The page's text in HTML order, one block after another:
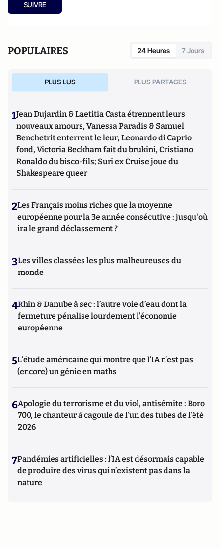
SUIVRE
POPULAIRES 24 Heures 7 Jours
PLUS LUS PLUS PARTAGES
1Jean Dujardin & Laetitia Casta étrennent leurs
nouveaux amours, Vanessa Paradis & Samuel
Benchetrit enterrent le leur; Leonardo di Caprio
fond, Victoria Beckham fait du brukini, Cristiano
Ronaldo du bisco-fils; Suri ex Cruise joue du
Shakespeare queer
2Les Français moins riches que la moyenne
européenne pour la 3e année consécutive : jusqu'où
ira le grand déclassement ?
3Les villes classées les plus malheureuses du
monde
4Rhin & Danube à sec : l’autre voie d’eau dont la
fermeture pénalise lourdement l’économie
européenne
5L’étude américaine qui montre que l’IA n’est pas
(encore) un génie en maths
6Apologie du terrorisme et du viol, antisémite : Boro
700, le chanteur à cagoule de l’un des tubes de l’été
2026
7Pandémies artificielles : l’IA est désormais capable
de produire des virus qui n’existent pas dans la
nature